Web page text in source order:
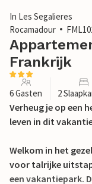
In Les Segalieres
Rocamadour
Frankrijk
6 Gasten 2
Verheug je op een
leven in dit
Welkom in het
voor talrijke
een vakantiepark.